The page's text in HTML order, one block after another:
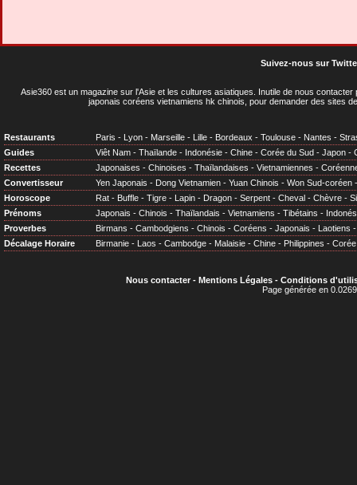
Suivez-nous sur
Asie360 est un magazine sur l'Asie et les cultures asiatiques . Inutile de nous
japonais coréens vietnamiens hk chinois, pour demander des sites
Restaurants Paris - Lyon - Marseille - Lille - Bordeaux - Toulouse - Nantes -
Guides
Viêt Nam - Thaïlande - Indonésie - Chine - Corée du Sud - Japon -
Recettes
Japonaises - Chinoises - Thaïlandaises - Vietnamiennes -
Convertisseur
Yen Japonais - Dong Vietnamien - Yuan Chinois - Won Sud-coréen
Horoscope
Rat - Buffle - Tigre - Lapin - Dragon - Serpent - Cheval - Chèvre -
Prénoms
Japonais - Chinois - Thaïlandais - Vietnamiens - Tibétains -
Proverbes
Birmans - Cambodgiens - Chinois - Coréens - Japonais - Laotiens
Décalage Horaire
Birmanie - Laos - Cambodge - Malaisie - Chine - Philippines - Corée
Nous contacter- Mentions Légales- Conditions
Page générée en